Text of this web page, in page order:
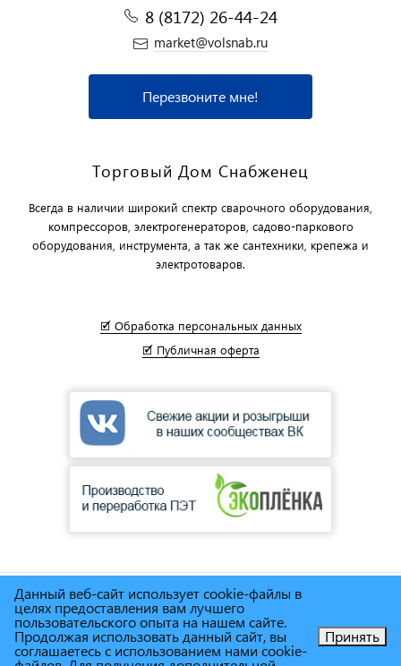
8 (8172) 26-44-24
market@volsnab.ru
Перезвоните мне!
Торговый Дом Снабженец
Всегда в наличии широкий спектр сварочного оборудования,
компрессоров, электрогенераторов, садово-паркового
оборудования, инструмента, а так же сантехники, крепежа и
электротоваров.
🗹 Обработка персональных данных
🗹 Публичная оферта
© Сеть магазинов инструмента и техники"Торговый дом
Снабженец" 1995г. - 2025г.
Позвоните нам!
Данный веб-сайт использует cookie-файлы в
целях предоставления вам лучшего
пользовательского опыта на нашем сайте.
Продолжая использовать данный сайт, вы
соглашаетесь с использованием нами cookie-
Принять